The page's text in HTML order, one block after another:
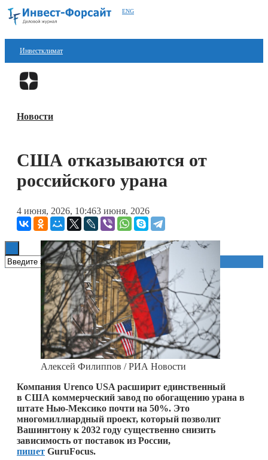
ENG
Инвестклимат
Финансы
Блокчейн
Книги
Новости
США отказываются от
российского урана
4 июня, 2026, 10:463 июня, 2026
Алексей Филиппов / РИА Новости
Компания Urenco USA расширит единственный
в США коммерческий завод по обогащению урана в
штате Нью-Мексико почти на 50%. Это
многомиллиардный проект, который позволит
Вашингтону к 2032 году существенно снизить
зависимость от поставок из России,
пишет GuruFocus.